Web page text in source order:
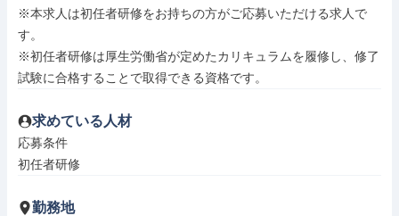
※本求人は初任者研修をお持ちの方がご応募いただける求人で
す。
※初任者研修は厚生労働省が定めたカリキュラムを履修し、修了
試験に合格することで取得できる資格です。
求めている人材
応募条件
初任者研修
勤務地